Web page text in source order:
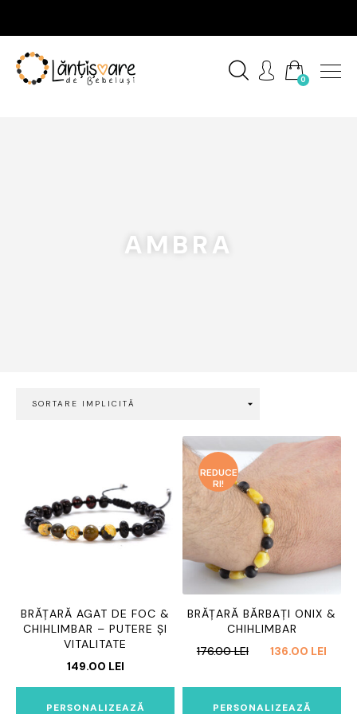
0
AMBRA
BRĂȚARĂ AGAT DE FOC &
CHIHLIMBAR – PUTERE ȘI
VITALITATE
149.00 LEI
PERSONALIZEAZĂ
BRĂȚARĂ BĂRBAȚI ONIX &
CHIHLIMBAR
REDUCE
RI!
176.00LEI
PREȚUL
A
FOST:
136.00 LEI
ESTE:
PERSONALIZEAZĂ